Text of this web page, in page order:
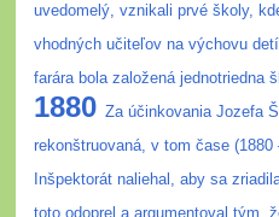
uvedomelý, vznikali prvé školy,
vhodných učiteľov na výchovu
farára bola založená jednotriedna
1880Za účinkovania Jozefa
rekonštruovaná, v tom čase
Inšpektorát naliehal, aby sa
toto odoprel a argumentoval tým,